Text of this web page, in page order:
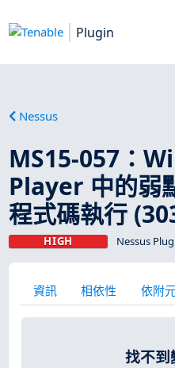
Plugin
Nessus
MS15-057：
Player 中的弱
程式碼執行
HIGH Nessus
資訊 相依性 依附
找不到